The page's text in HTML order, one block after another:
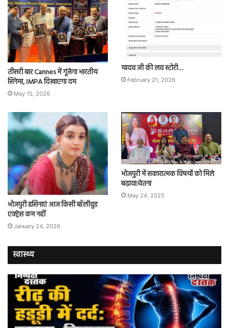
तीसरी बार Cannes में गूंजेगा भारतीय
सिनेमा, IMPA दिखाएगा दम
May 15, 2026
यादव जी की लव स्टोरी…
February 21, 2026
भोजपुरी हसिनाएं आज किसी बॉलीवुड
एक्ट्रेस कम नहीं
January 24, 2026
भोजपुरी में सकारात्मक विषयों को मिले
बढ़ावा:चेतना
May 24, 2025
स्वास्थ्य